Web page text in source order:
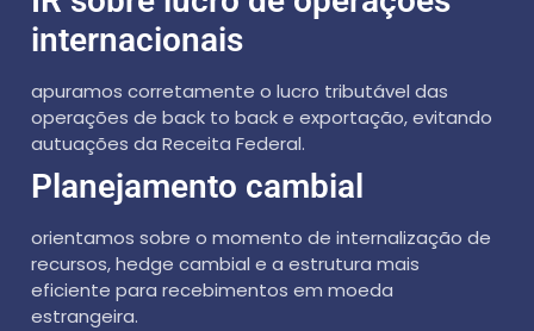
internacionais
apuramos corretamente o lucro tributável das
operações de back to back e exportação, evitando
autuações da Receita Federal.
Planejamento cambial
orientamos sobre o momento de internalização de
recursos, hedge cambial e a estrutura mais
eficiente para recebimentos em moeda
estrangeira.